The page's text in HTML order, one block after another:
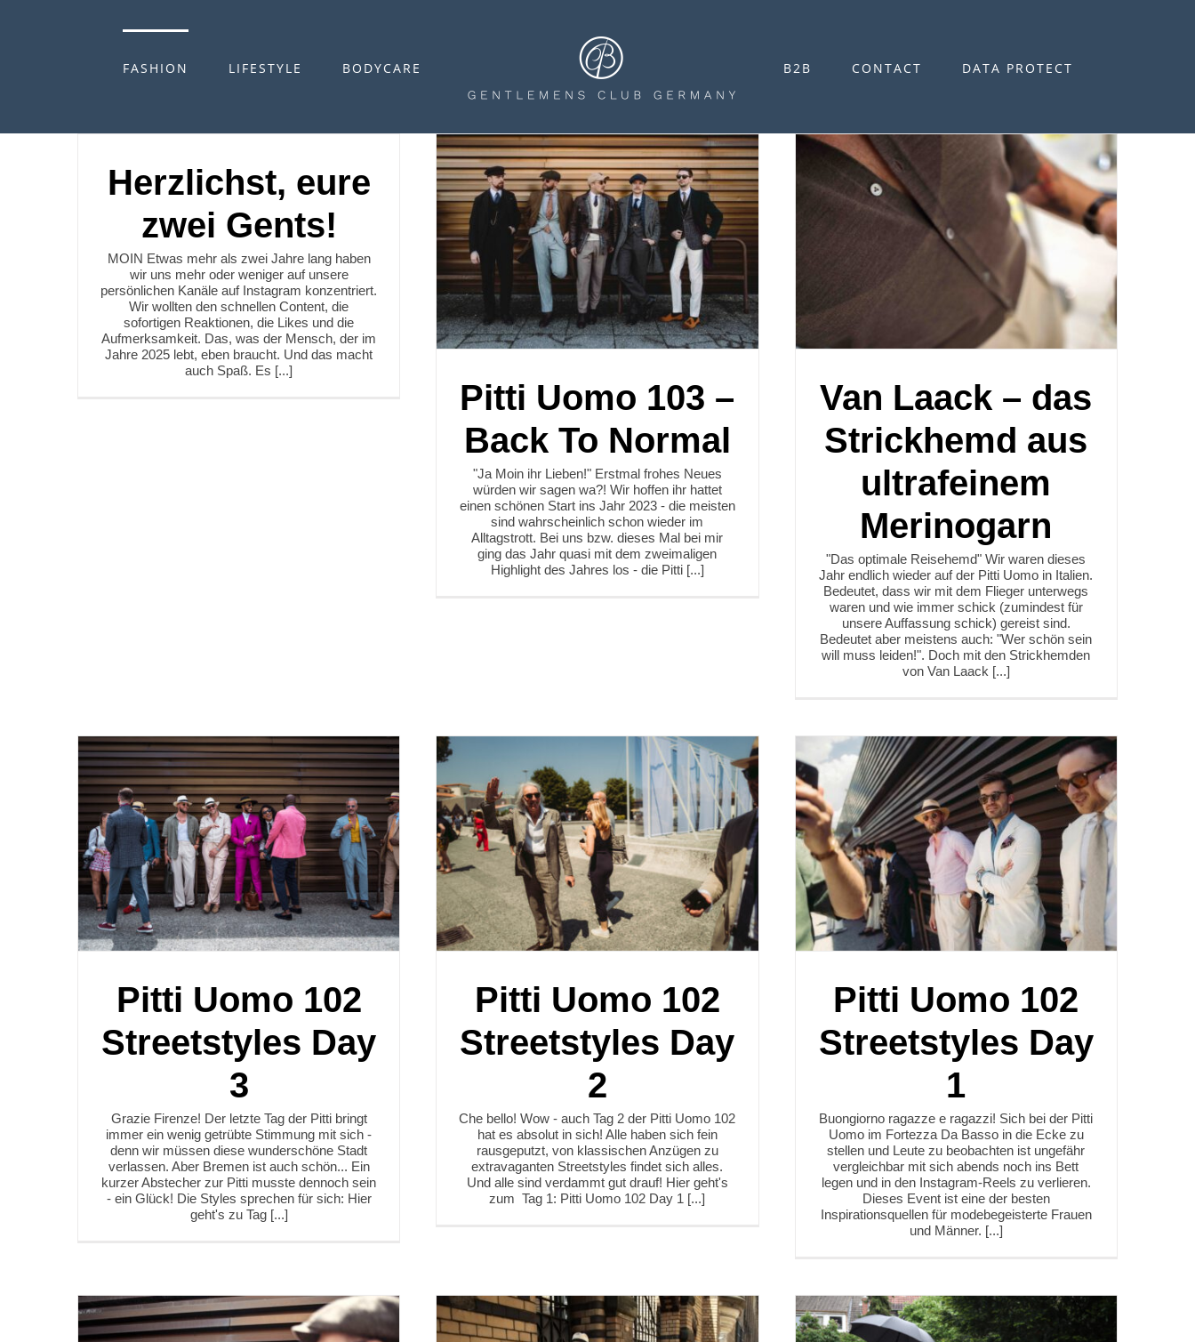
FASHION LIFESTYLE BODYCARE B2B CONTACT DATA PROTECT
Herzlichst, eure
zwei Gents!
MOIN Etwas mehr als zwei Jahre lang haben
wir uns mehr oder weniger auf unsere
persönlichen Kanäle auf Instagram konzentriert.
Wir wollten den schnellen Content, die
sofortigen Reaktionen, die Likes und die
Aufmerksamkeit. Das, was der Mensch, der im
Jahre 2025 lebt, eben braucht. Und das macht
auch Spaß. Es [...]
Pitti Uomo 103 –
Back To Normal
"Ja Moin ihr Lieben!" Erstmal frohes Neues
würden wir sagen wa?! Wir hoffen ihr hattet
einen schönen Start ins Jahr 2023 - die meisten
sind wahrscheinlich schon wieder im
Alltagstrott. Bei uns bzw. dieses Mal bei mir
ging das Jahr quasi mit dem zweimaligen
Highlight des Jahres los - die Pitti [...]
Van Laack – das
Strickhemd aus
ultrafeinem
Merinogarn
"Das optimale Reisehemd" Wir waren dieses
Jahr endlich wieder auf der Pitti Uomo in Italien.
Bedeutet, dass wir mit dem Flieger unterwegs
waren und wie immer schick (zumindest für
unsere Auffassung schick) gereist sind.
Bedeutet aber meistens auch: "Wer schön sein
will muss leiden!". Doch mit den Strickhemden
von Van Laack [...]
Pitti Uomo 102
Streetstyles Day
3
Grazie Firenze! Der letzte Tag der Pitti bringt
immer ein wenig getrübte Stimmung mit sich -
denn wir müssen diese wunderschöne Stadt
verlassen. Aber Bremen ist auch schön... Ein
kurzer Abstecher zur Pitti musste dennoch sein
- ein Glück! Die Styles sprechen für sich: Hier
geht's zu Tag [...]
Pitti Uomo 102
Streetstyles Day
2
Che bello! Wow - auch Tag 2 der Pitti Uomo 102
hat es absolut in sich! Alle haben sich fein
rausgeputzt, von klassischen Anzügen zu
extravaganten Streetstyles findet sich alles.
Und alle sind verdammt gut drauf! Hier geht's
zum Tag 1: Pitti Uomo 102 Day 1 [...]
Pitti Uomo 102
Streetstyles Day
1
Buongiorno ragazze e ragazzi! Sich bei der Pitti
Uomo im Fortezza Da Basso in die Ecke zu
stellen und Leute zu beobachten ist ungefähr
vergleichbar mit sich abends noch ins Bett
legen und in den Instagram-Reels zu verlieren.
Dieses Event ist eine der besten
Inspirationsquellen für modebegeisterte Frauen
und Männer. [...]